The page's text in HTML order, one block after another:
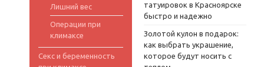
Лишний вес
Операции при
климаксе
Секс и беременность
татуировок в Красноярске
быстро и надежно
Золотой кулон в подарок:
как выбрать украшение,
которое будут носить с